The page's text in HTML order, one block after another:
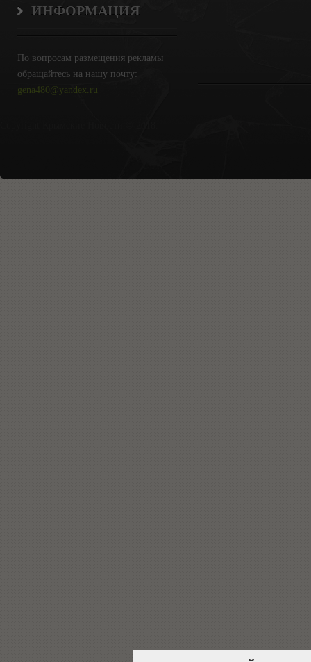
ИНФОРМАЦИЯ
По вопросам размещения рекламы
обращайтесь на нашу почту:
gena480@yandex.ru